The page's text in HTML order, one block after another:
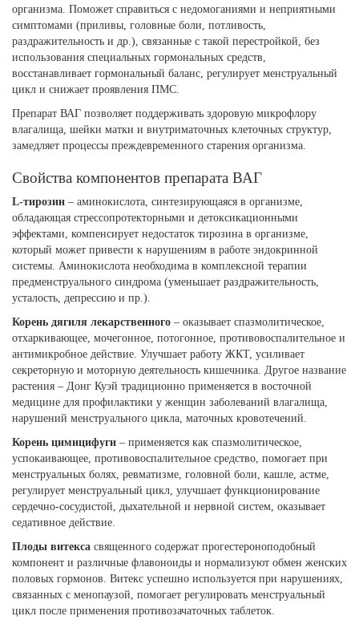
организма. Поможет справиться с недомоганиями и неприятными
симптомами (приливы, головные боли, потливость,
раздражительность и др.), связанные с такой перестройкой, без
использования специальных гормональных средств,
восстанавливает гормональный баланс, регулирует менструальный
цикл и снижает проявления ПМС.
Препарат ВАГ позволяет поддерживать здоровую микрофлору
влагалища, шейки матки и внутриматочных клеточных структур,
замедляет процессы преждевременного старения организма.
Свойства компонентов препарата ВАГ
L-тирозин – аминокислота, синтезирующаяся в организме,
обладающая стрессопротекторными и детоксикационными
эффектами, компенсирует недостаток тирозина в организме,
который может привести к нарушениям в работе эндокринной
системы. Аминокислота необходима в комплексной терапии
предменструального синдрома (уменьшает раздражительность,
усталость, депрессию и пр.).
Корень дягиля лекарственного – оказывает спазмолитическое,
отхаркивающее, мочегонное, потогонное, противовоспалительное и
антимикробное действие. Улучшает работу ЖКТ, усиливает
секреторную и моторную деятельность кишечника. Другое название
растения – Донг Куэй традиционно применяется в восточной
медицине для профилактики у женщин заболеваний влагалища,
нарушений менструального цикла, маточных кровотечений.
Корень цимицифуги – применяется как спазмолитическое,
успокаивающее, противовоспалительное средство, помогает при
менструальных болях, ревматизме, головной боли, кашле, астме,
регулирует менструальный цикл, улучшает функционирование
сердечно-сосудистой, дыхательной и нервной систем, оказывает
седативное действие.
Плоды витекса священного содержат прогестероноподобный
компонент и различные флавоноиды и нормализуют обмен женских
половых гормонов. Витекс успешно используется при нарушениях,
связанных с менопаузой, помогает регулировать менструальный
цикл после применения противозачаточных таблеток.